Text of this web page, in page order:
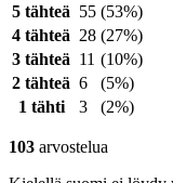
5 tähteä 55 (53%)
4 tähteä 28 (27%)
3 tähteä 11 (10%)
2 tähteä 6
(5%)
1 tähti
3 (2%)
103 arvostelua